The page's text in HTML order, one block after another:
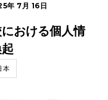
年 7月 16日
おける個人情
本